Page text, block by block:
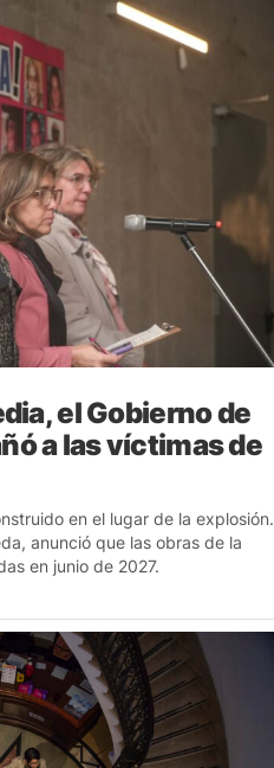
el Gobierno de
a las víctimas de
en el lugar de la explosión.
anunció que las obras de la
en junio de 2027.